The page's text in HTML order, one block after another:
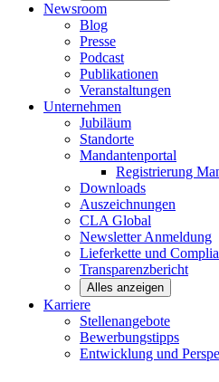
Newsroom
Blog
Presse
Podcast
Publikationen
Veranstaltungen
Unternehmen
Jubiläum
Standorte
Mandantenportal
Registrierung
Downloads
Auszeichnungen
CLA Global
NewsletterAnmeldung
Lieferkette und
Transparenzbericht
Alles anzeigen
Karriere
Stellenangebote
Bewerbungstipps
Entwicklung und